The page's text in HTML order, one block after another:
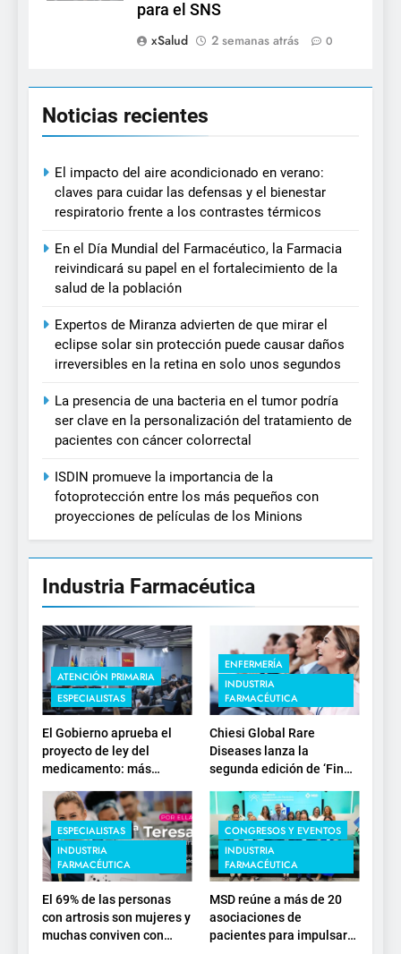
para el SNS
xSalud
2 semanas atrás 0
Noticias recientes
El impacto del aire acondicionado en verano:
claves para cuidar las defensas y el bienestar
respiratorio frente a los contrastes térmicos
En el Día Mundial del Farmacéutico, la Farmacia
reivindicará su papel en el fortalecimiento de la
salud de la población
Expertos de Miranza advierten de que mirar el
eclipse solar sin protección puede causar daños
irreversibles en la retina en solo unos segundos
La presencia de una bacteria en el tumor podría
ser clave en la personalización del tratamiento de
pacientes con cáncer colorrectal
ISDIN promueve la importancia de la
fotoprotección entre los más pequeños con
proyecciones de películas de los Minions
Industria Farmacéutica
ATENCIÓN PRIMARIA
ESPECIALISTAS
El Gobierno aprueba el
proyecto de ley del
medicamento: más
sostenibilidad, autonomía
estratégica y
modernización para el
SNS
ENFERMERÍA
INDUSTRIA
FARMACÉUTICA
Chiesi Global Rare
Diseases lanza la
segunda edición de ‘Find
For Rare’ para impulsar la
investigación en
enfermedades de
depósito lisosomal
ESPECIALISTAS
INDUSTRIA
FARMACÉUTICA
El 69% de las personas
con artrosis son mujeres y
muchas conviven con
CONGRESOS Y EVENTOS
INDUSTRIA
FARMACÉUTICA
MSD reúne a más de 20
asociaciones de
pacientes para impulsar